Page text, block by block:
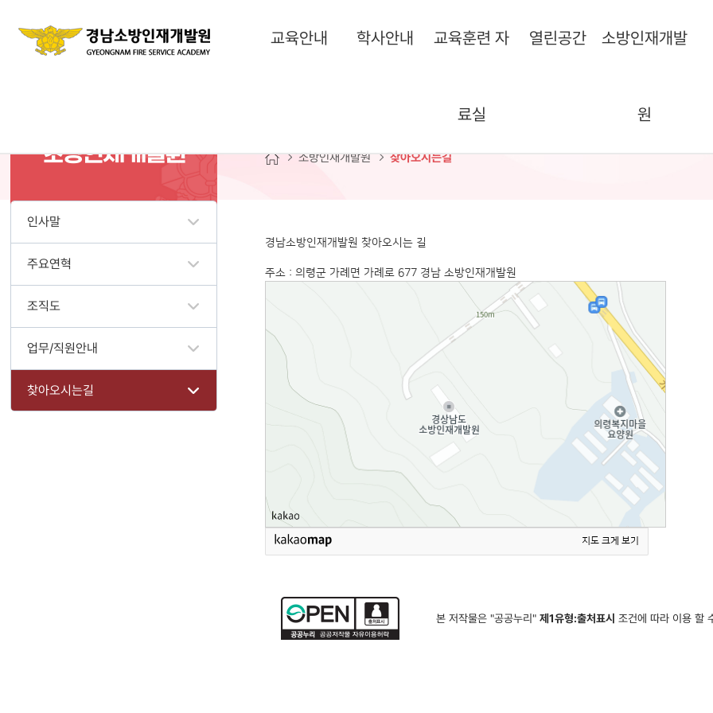
교육안내 학사안내 교육훈련 자
료실
열린공간 소방인재개발
원
소방인재개발원
인사말
주요연혁
조직도
업무/직원안내
찾아오시는길
소방인재개발원 찾아오시는길
경남소방인재개발원 찾아오시는 길
주소 : 의령군 가례면 가례로 677 경남 소방인재개발원
지도 크게 보기
본 저작물은 "공공누리"제1유형:출처표시 조건에 따라 이용 할